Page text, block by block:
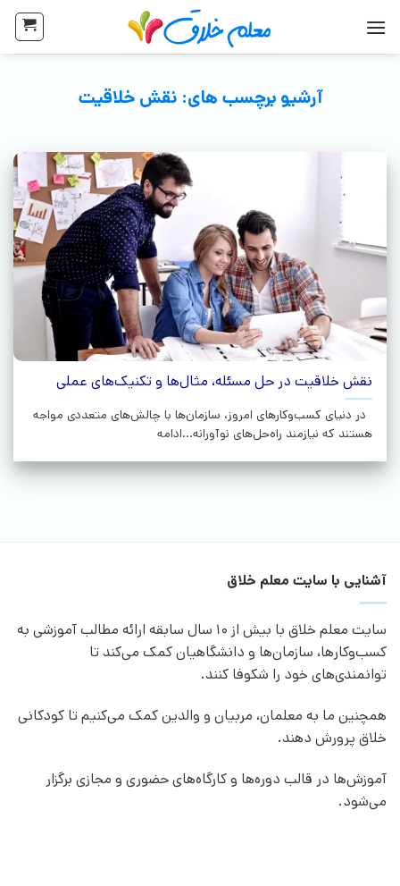
آرشیو برچسب های: نقش خلاقیت
نقش خلاقیت در حل مسئله، مثال‌ها و تکنیک‌های عملی
در دنیای کسب‌وکارهای امروز، سازمان‌ها با چالش‌های متعددی مواجه
هستند که نیازمند راه‌حل‌های نوآورانه...ادامه
آشنایی با سایت معلم خلاق
سایت معلم خلاق با بیش از 10 سال سابقه ارائه مطالب آموزشی به
کسب‌وکارها، سازمان‌ها و دانشگاهیان کمک می‌کند تا
توانمندی‌های خود را شکوفا کنند.
همچنین ما به معلمان، مربیان و والدین کمک می‌کنیم تا کودکانی
خلاق پرورش دهند.
آموزش‌ها در قالب دوره‌ها و کارگاه‌های حضوری و مجازی برگزار
می‌شود.